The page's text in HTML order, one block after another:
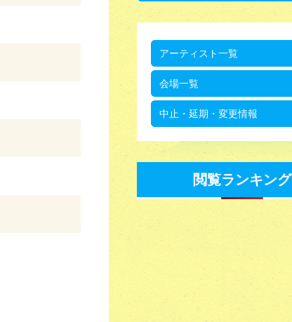
アーティスト一覧
会場一覧
中止・延期・変更情報
閲覧ランキング